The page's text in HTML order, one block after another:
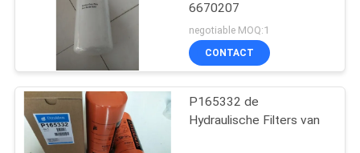
6670207
negotiable MOQ:1
CONTACT
P165332 de
Hydraulische Filters van